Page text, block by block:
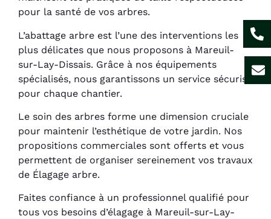
pour la santé de vos arbres.
L’abattage arbre est l’une des interventions les
plus délicates que nous proposons à Mareuil-
sur-Lay-Dissais. Grâce à nos équipements
spécialisés, nous garantissons un service sécurisé
pour chaque chantier.
Le soin des arbres forme une dimension cruciale
pour maintenir l’esthétique de votre jardin. Nos
propositions commerciales sont offerts et vous
permettent de organiser sereinement vos travaux
de Élagage arbre.
Faites confiance à un professionnel qualifié pour
tous vos besoins d’élagage à Mareuil-sur-Lay-